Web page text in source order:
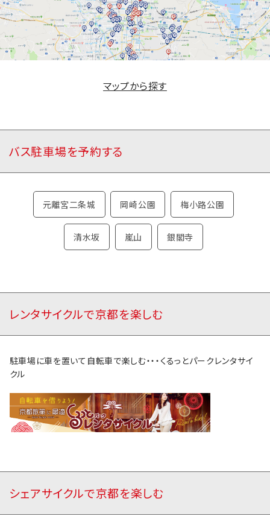
マップから探す
バス駐車場を予約する
元離宮二条城 岡崎公園 梅小路公園
清水坂 嵐山 銀閣寺
レンタサイクルで京都を楽しむ
駐車場に車を置いて自転車で楽しむ・・・くるっとパークレンタサイ
クル
シェアサイクルで京都を楽しむ